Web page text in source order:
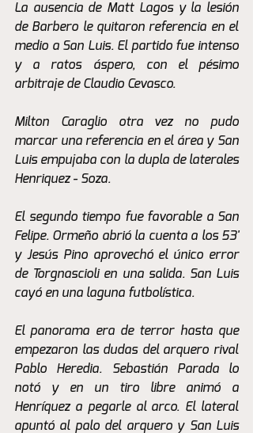
La ausencia de Matt Lagos y la lesión
de Barbero le quitaron referencia en el
medio a San Luis. El partido fue intenso
y a ratos áspero, con el pésimo
arbitraje de Claudio Cevasco.
Milton Caraglio otra vez no pudo
marcar una referencia en el área y San
Luis empujaba con la dupla de laterales
Henriquez - Soza.
El segundo tiempo fue favorable a San
Felipe. Ormeño abrió la cuenta a los 53'
y Jesús Pino aprovechó el único error
de Torgnascioli en una salida. San Luis
cayó en una laguna futbolística.
El panorama era de terror hasta que
empezaron las dudas del arquero rival
Pablo Heredia. Sebastián Parada lo
notó y en un tiro libre animó a
Henríquez a pegarle al arco. El lateral
apuntó al palo del arquero y San Luis